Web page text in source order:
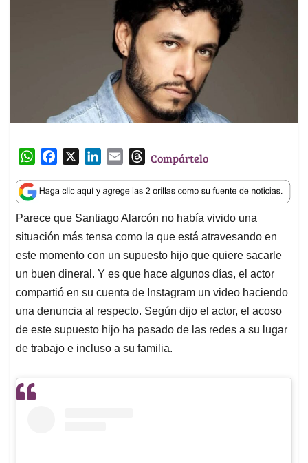
W
a
t
s
A
p
p
c
e
b
o
o
k
n
k
e
d
I
n
a
i
l
T
r
e
a
d
s
Compártelo
Parece que Santiago Alarcón no había vivido una
situación más tensa como la que está atravesando en
este momento con un supuesto hijo que quiere sacarle
un buen dineral. Y es que hace algunos días, el actor
compartió en su cuenta de Instagram un video haciendo
una denuncia al respecto. Según dijo el actor, el acoso
de este supuesto hijo ha pasado de las redes a su lugar
de trabajo e incluso a su familia.